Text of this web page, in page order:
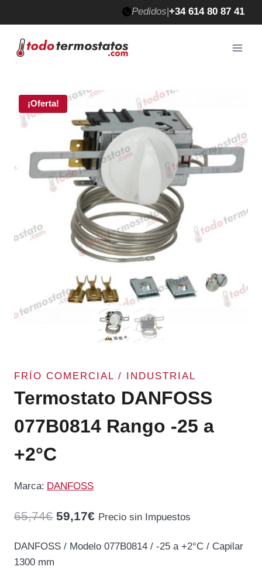
al
contenido
Pedidos|+34 614 80 87 41
¡Oferta!
FRÍO COMERCIAL / INDUSTRIAL
Termostato DANFOSS
077B0814 Rango -25 a
+2°C
Marca: DANFOSS
65,74€ El
59,17€ElPrecio sin Impuestos
DANFOSS / Modelo 077B0814 / -25 a +2°C / Capilar
1300 mm